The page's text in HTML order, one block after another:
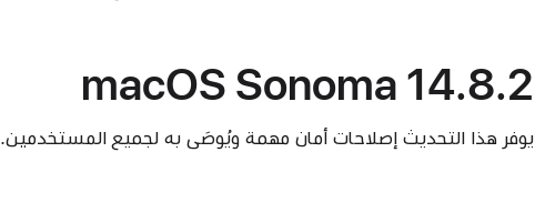
macOS Sonoma 14.8.2
يوفر هذا التحديث إصلاحات أمان مهمة ويُوصَى به لجميع المستخدمين.